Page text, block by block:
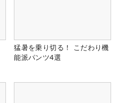
猛暑を乗り切る！ こだわり機
能派パンツ4選